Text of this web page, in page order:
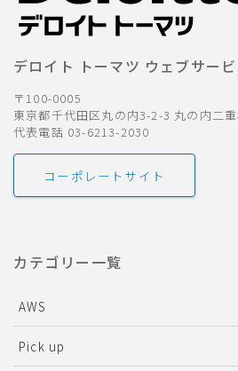
デロイト トーマツ ウェブサー
〒100-0005
東京都千代田区丸の内3-2-3 丸の内二
代表電話 03-6213-2030
コーポレートサイト
カテゴリー一覧
AWS
Pick up